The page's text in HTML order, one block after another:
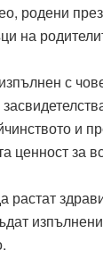
родени
на
с
и
ценност за
растат